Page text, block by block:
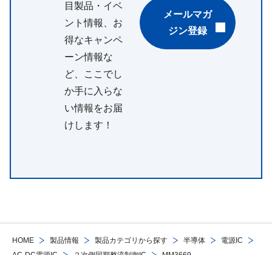
HOME 製品情報 製品カテゴリから探す 半導体
電源IC
目製品・イベ
ント情報、お
得なキャンペ
ーン情報な
ど、ここでし
か手に入らな
い情報をお届
けします！
メールマガ
ジン登録